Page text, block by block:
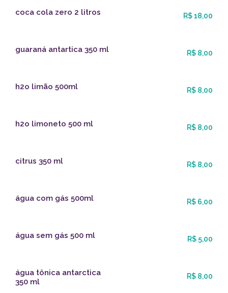
coca cola zero 2 litros R$ 18,00
guaraná antartica 350 ml R$ 8,00
h2o limão 500ml R$ 8,00
h2o limoneto 500 ml R$ 8,00
citrus 350 ml R$ 8,00
água com gás 500ml R$ 6,00
água sem gás 500 ml R$ 5,00
água tônica antarctica
350 ml
R$ 8,00